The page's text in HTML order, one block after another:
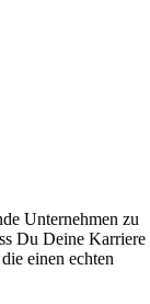
Unternehmen zu
Du Deine Karriere
einen echten